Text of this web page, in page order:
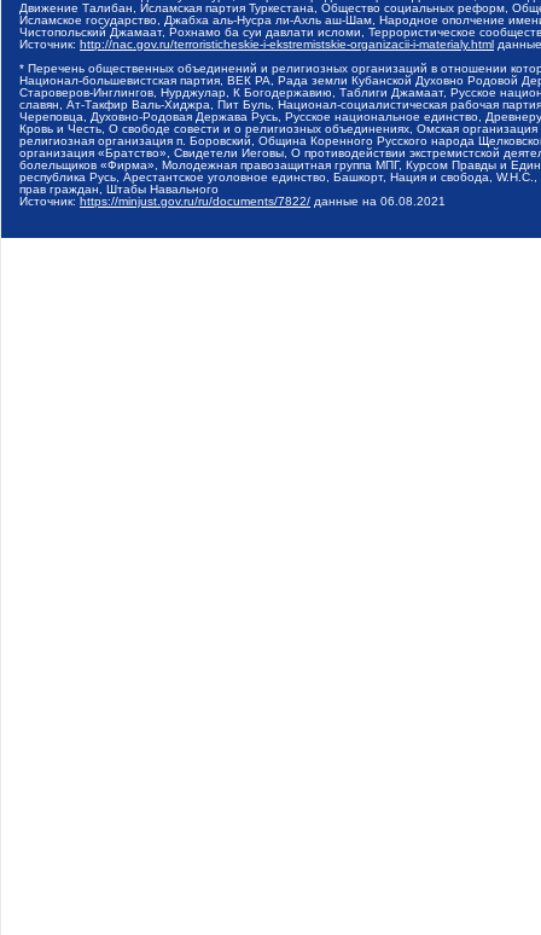
Движение Талибан, Исламская партия Туркестана, Общество социальных реформ,
Исламское государство, Джабха аль-Нусра ли-Ахль аш-Шам, Народное ополчение
Чистопольский Джамаат, Рохнамо ба суи давлати исломи, Террористическое
Источник: http://nac.gov.ru/terroristicheskie-i-ekstremistskie-organizacii-i-materialy.html
* Перечень общественных объединений и религиозных организаций в отношении
Национал-большевистская партия, ВЕК РА, Рада земли Кубанской Духовно Родовой
Староверов-Инглингов, Нурджулар, К Богодержавию, Таблиги Джамаат, Русское
славян, Ат-Такфир Валь-Хиджра, Пит Буль, Национал-социалистическая рабочая
Череповца, Духовно-Родовая Держава Русь, Русское национальное единство,
Кровь и Честь, О свободе совести и о религиозных объединениях, Омская
религиозная организация п. Боровский, Община Коренного Русского народа
организация «Братство», Свидетели Иеговы, О противодействии экстремистской
болельщиков «Фирма», Молодежная правозащитная группа МПГ, Курсом Правды и
республика Русь, Арестантское уголовное единство, Башкорт, Нация и свобода,
прав граждан, Штабы Навального
Источник: https://minjust.gov.ru/ru/documents/7822/ данные на 06.08.2021